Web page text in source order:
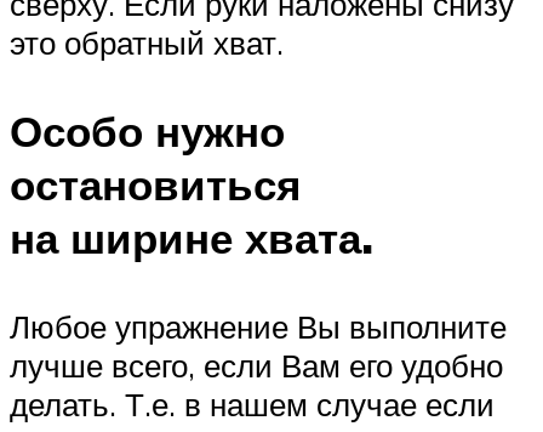
это обратный хват.
Особо нужно
остановиться
на ширине хвата.
Любое упражнение Вы выполните
лучше всего, если Вам его удобно
делать. Т.е. в нашем случае если